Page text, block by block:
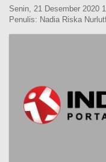
LIGA CHAMPIONS
PASUKAN SEHAT
Senin, 21 Desember 2020
Penulis: Nadia Riska